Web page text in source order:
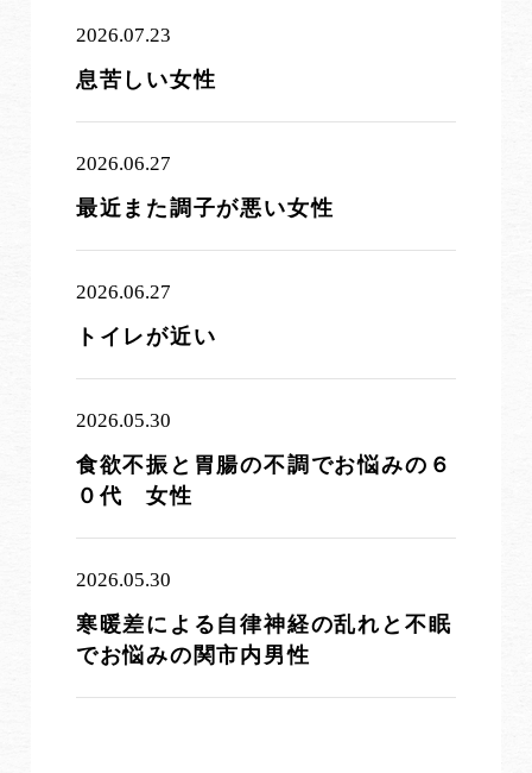
2026.07.23
息苦しい女性
2026.06.27
最近また調子が悪い女性
2026.06.27
トイレが近い
2026.05.30
食欲不振と胃腸の不調でお悩みの６
０代 女性
2026.05.30
寒暖差による自律神経の乱れと不眠
でお悩みの関市内男性